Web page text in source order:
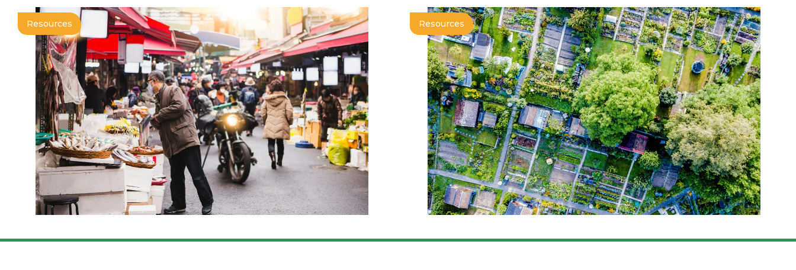
UN FOOD SYSTEMS SUMMIT: GLOBAL
Resources
The Urban Food Systems Coalition:
Resources